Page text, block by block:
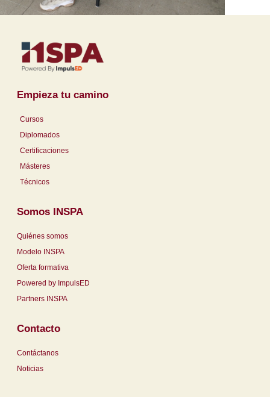
Empieza tu camino
Cursos
Diplomados
Certificaciones
Másteres
Técnicos
Somos INSPA
Quiénes somos
Modelo INSPA
Oferta formativa
Powered by ImpulsED
Partners INSPA
Contacto
Contáctanos
Noticias